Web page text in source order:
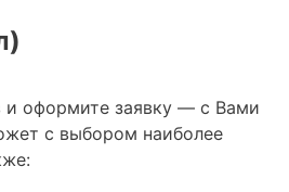
и оформите заявку — с Вами
с выбором наиболее